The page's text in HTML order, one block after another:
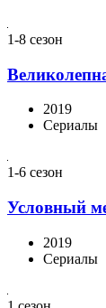
1-8 сезон
2019
Сериалы
1-6 сезон
Условный
2019
Сериалы